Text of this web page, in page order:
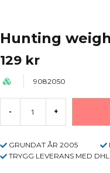
Hunting
129 kr
9082050
- +
GRUNDAT ÅR 2005
TRYGG LEVERANS MED DHL